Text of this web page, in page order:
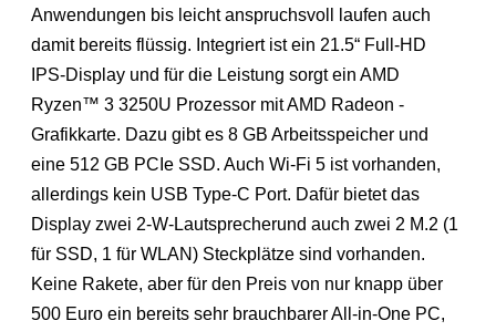
Anwendungen bis leicht anspruchsvoll laufen auch
damit bereits flüssig. Integriert ist ein 21.5“ Full-HD
IPS-Display und für die Leistung sorgt ein AMD
Ryzen™ 3 3250U Prozessor mit AMD Radeon -
Grafikkarte. Dazu gibt es 8 GB Arbeitsspeicher und
eine 512 GB PCIe SSD. Auch Wi-Fi 5 ist vorhanden,
allerdings kein USB Type-C Port. Dafür bietet das
Display zwei 2-W-Lautsprecherund auch zwei 2 M.2 (1
für SSD, 1 für WLAN) Steckplätze sind vorhanden.
Keine Rakete, aber für den Preis von nur knapp über
500 Euro ein bereits sehr brauchbarer All-in-One PC,